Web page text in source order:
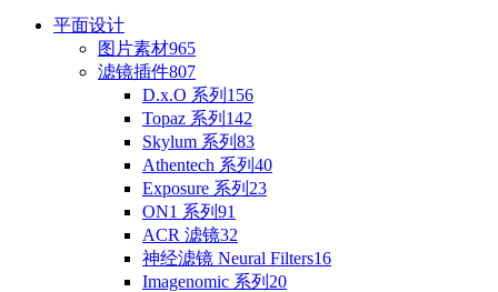
平面设计
图片素材965
滤镜插件807
D.x.O 系列 156
Topaz 系列 142
Skylum 系列 83
Athentech 系列 40
Exposure 系列 23
ON1 系列 91
ACR 滤镜32
神经滤镜 Neural Filters16
Imagenomic 系列 20